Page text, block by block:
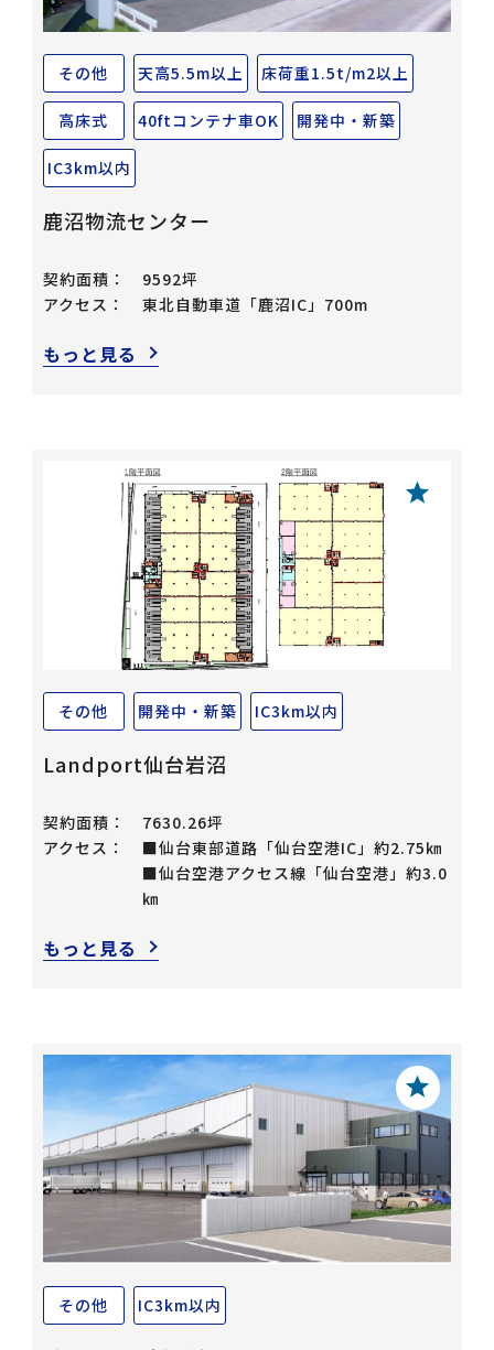
その他 天高5.5m以上 床荷重1.5t/m2以上
高床式 40ftコンテナ車OK 開発中・新築
IC3km以内
鹿沼物流センター
契約面積：
9592坪
アクセス：
東北自動車道「鹿沼IC」700m
もっと見る
その他 開発中・新築 IC3km以内
Landport仙台岩沼
契約面積：
7630.26坪
アクセス：
■仙台東部道路「仙台空港IC」約2.75㎞
■仙台空港アクセス線「仙台空港」約3.0
㎞
もっと見る
その他 IC3km以内